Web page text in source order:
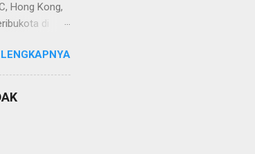
Hong Kong,
di
banyak sekali
Hong
sehingga